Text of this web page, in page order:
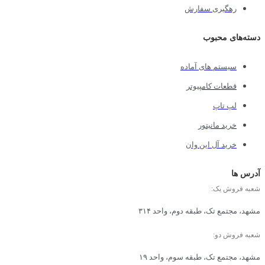
رهگیری سفارش
دسته‌های محبوب
سیستم های آماده
قطعات کامپیوتر
لپ تاپ
خرید مانیتور
خرید آل این وان
آدرس ها
شعبه فروش یک:
مشهد، مجتمع تک، طبقه دوم، واحد ۳۱۴
شعبه فروش دو:
مشهد، مجتمع تک، طبقه سوم، واحد ۱۹